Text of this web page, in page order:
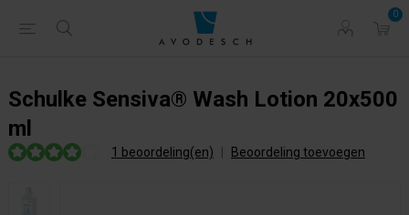
0
Schulke Sensiva® Wash Lotion 20x500
ml
1 beoordeling(en) Beoordeling toevoegen